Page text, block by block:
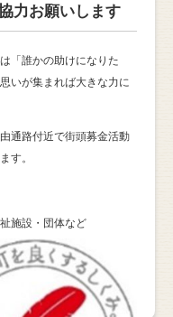
力お願いします
「誰かの助けになりた
いが集まれば大きな力に
通路付近で街頭募金活動
す。
施設・団体など